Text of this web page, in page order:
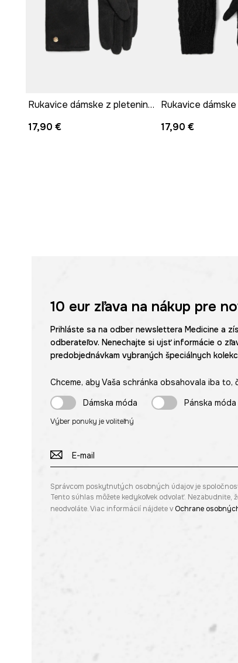
Rukavice dámske z pleteniny čierna farba
17,90 €
17,90 €
10 eurzľava na nákup pre
Prihláste sa na odber newslettera Medicine a
odberateľov. Nenechajte si ujsť informácie o
predobjednávkam vybraných špeciálnych
Chceme, aby Vaša schránka obsahovala iba
Dámska móda
Pánska móda
Výber ponuky je voliteľný
Správcom poskytnutých osobných údajov je
Tento súhlas môžete kedykoľvek odvolať. Nezabudnite,
neodvoláte. Viac informácií nájdete v Ochrane